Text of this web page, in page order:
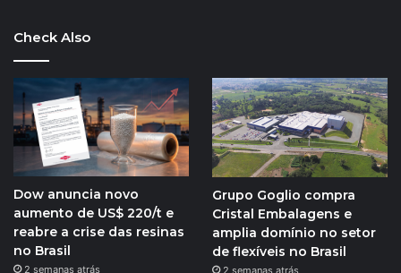
Check Also
Dow anuncia novo
aumento de US$ 220/t e
reabre a crise das resinas
no Brasil
2 semanas atrás
Grupo Goglio compra
Cristal Embalagens e
amplia domínio no setor
de flexíveis no Brasil